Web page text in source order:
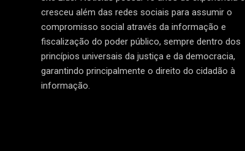
cresceu além das redes sociais para assumir o
compromisso social através da informação e
fiscalização do poder público, sempre dentro dos
princípios universais da justiça e da democracia,
garantindo principalmente o direito do cidadão à
informação.